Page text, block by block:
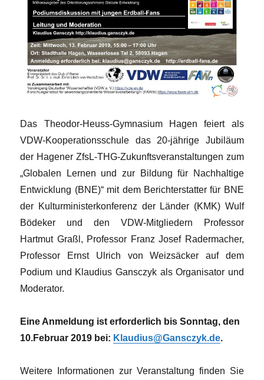
Das Theodor-Heuss-Gymnasium Hagen feiert als
VDW-Kooperationsschule das 20-jährige Jubiläum
der Hagener ZfsL-THG-Zukunftsveranstaltungen zum
„Globalen Lernen und zur Bildung für Nachhaltige
Entwicklung (BNE)“ mit dem Berichterstatter für BNE
der Kulturministerkonferenz der Länder (KMK) Wulf
Bödeker und den VDW-Mitgliedern Professor
Hartmut Graßl, Professor Franz Josef Radermacher,
Professor Ernst Ulrich von Weizsäcker auf dem
Podium und Klaudius Gansczyk als Organisator und
Moderator.
Eine Anmeldung ist erforderlich bis Sonntag, den
10.Februar 2019 bei: Klaudius@Gansczyk.de.
Weitere Informationen zur Veranstaltung finden Sie